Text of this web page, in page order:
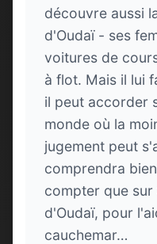
découvre aussi
d'Oudaï - ses
voitures de
à flot. Mais il lui
il peut accorder
monde où la
jugement peut
comprendra
compter que
d'Oudaï, pour
cauchemar…